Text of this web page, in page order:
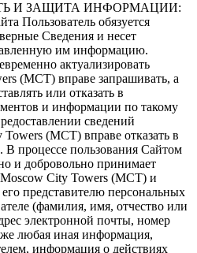
И ЗАЩИТА ИНФОРМАЦИИ:
Пользователь обязуется
Сведения и несет
им информацию.
актуализировать
(МСТ) вправе запрашивать, а
или отказать в
и информации по такому
сведений
(МСТ) вправе отказать в
В процессе пользования Сайтом
и добровольно принимает
City Towers (МСТ) и
представителю персональных
(фамилия, имя, отчество или
электронной почты, номер
любая иная информация,
информация о действиях